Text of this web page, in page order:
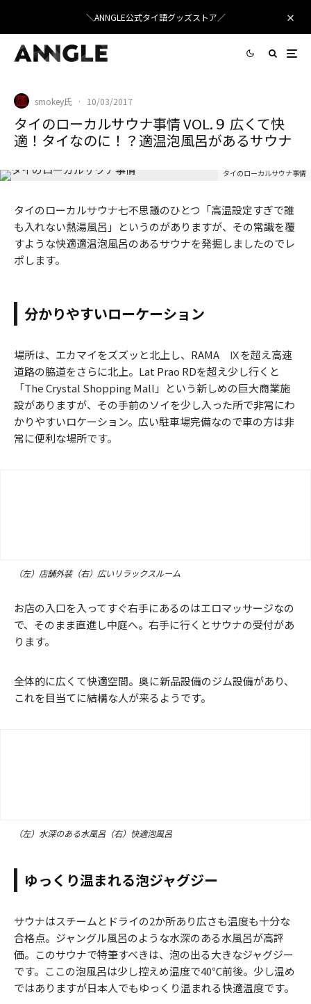
＼ANNGLE公式タイ語グッズストア／
smokey氏 · 10/03/2017
タイのローカルサウナ事情 VOL.９ 広くて快
適！タイなのに！？適温泡風呂があるサウナ
タイのローカルサウナ事情
タイのローカルサウナ七不思議のひとつ「高温設定すぎで誰
も入れない熱湯風呂」というのがありますが、その常識を覆
すような快適適温泡風呂のあるサウナを発掘しましたのでレ
ポします。
分かりやすいローケーション
場所は、エカマイをズズッと北上し、RAMA Ⅸを超え高速
道路の脇道をさらに北上。Lat Prao RDを超え少し行くと
「The Crystal Shopping Mall」という新しめの巨大商業施
設がありますが、その手前のソイを少し入った所で非常にわ
かりやすいロケーション。広い駐車場完備なので車の方は非
常に便利な場所です。
（左）店舗外装（右）広いリラックスルーム
お店の入口を入ってすぐ右手にあるのはエロマッサージなの
で、そのまま直進し中庭へ。右手に行くとサウナの受付があ
ります。
全体的に広くて快適空間。奥に新品設備のジム設備があり、
これを目当てに結構な人が来るようです。
（左）水深のある水風呂（右）快適泡風呂
ゆっくり温まれる泡ジャグジー
サウナはスチームとドライの2か所あり広さも温度も十分な
合格点。ジャングル風呂のような水深のある水風呂が高評
価。このサウナで特筆すべきは、泡の出る大きなジャグジー
です。ここの泡風呂は少し控えめ温度で40℃前後。少し温め
ではありますが日本人でもゆっくり温まれる快適温度です。